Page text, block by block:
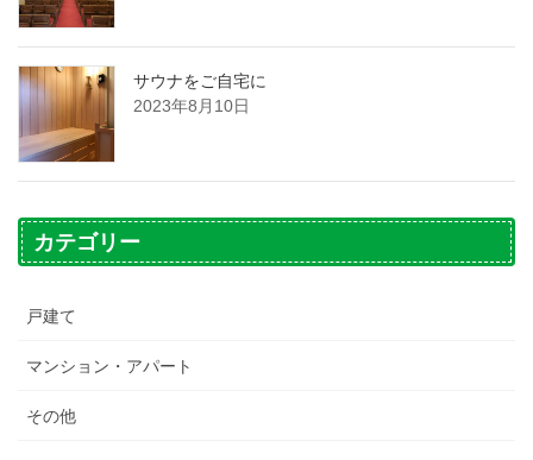
サウナをご自宅に
2023年8月10日
カテゴリー
戸建て
マンション・アパート
その他